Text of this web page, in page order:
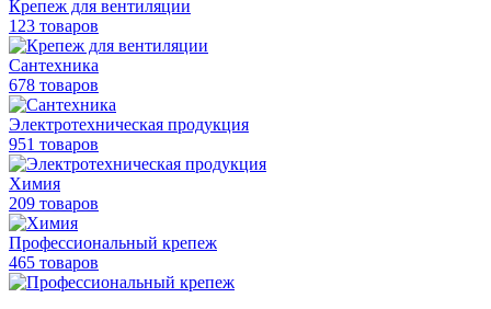
Крепеж для вентиляции
123 товаров
Сантехника
678 товаров
Электротехническая продукция
951 товаров
Химия
209 товаров
Профессиональный крепеж
465 товаров